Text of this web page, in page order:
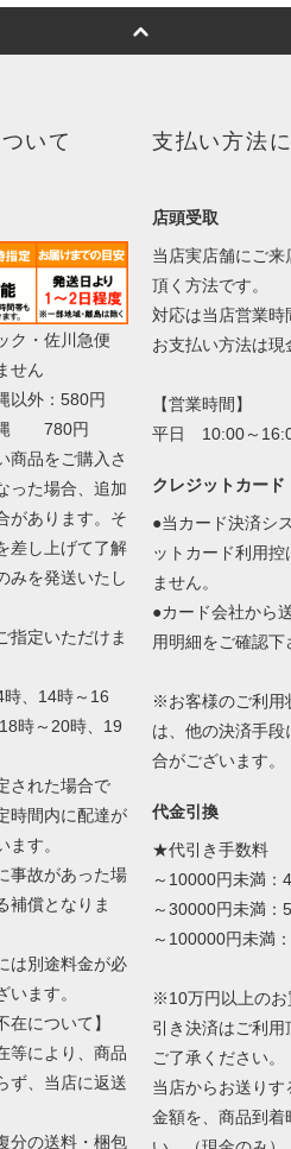
いて
ク・佐川急便
せん
以外：580円
縄 780円
商品をご購入さ
った場合、追加
があります。そ
差し上げて了解
みを発送いたし
指定いただけま
、14時～16
時～20時、19
された場合で
時間内に配達が
す。
事故があった場
補償となりま
は別途料金が必
ます。
在について】
等により、商品
ず、当店に返送
分の送料・梱包
支払い方法
店頭受取
当店実店舗にご
頂く方法です。
対応は当店営業時
お支払い方法は現
【営業時間】
平日 10:00～
クレジットカード
●当カード決済シ
ットカード利用控
ません。
●カード会社から
用明細をご確認下
※お客様のご利用
は、他の決済手
合がございます。
代金引換
★代引き手数料
～10000円未満：
～30000円未満：
～100000円未満
※10万円以上のお
引き決済はご利用
ご了承ください。
当店からお送り
金額を、商品到着